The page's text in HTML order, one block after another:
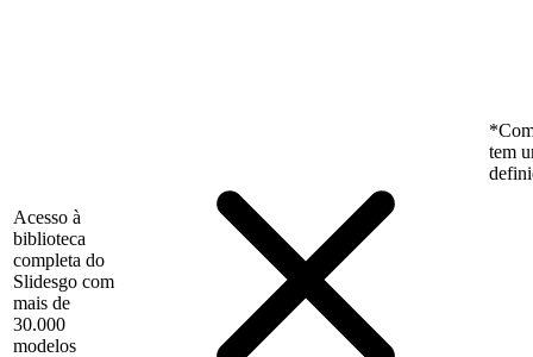
tem
Acesso à
biblioteca
completa do
Slidesgo com
mais de
30.000
modelos